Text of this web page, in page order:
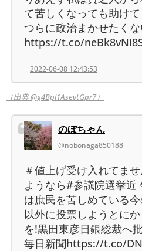
て苦しくなっても助け
つらに政治まかせたく
https://t.co/
2022-06-08 12:43:53
（出典 @g4Bpl1AsevtGpr7）
のぼちゃん
@nobonaga850188
＃値上げ受け入れてま
ようなら#参議院選挙近
は庶民を苦しめている
以外に投票しようとに
を!黒田東彦日銀総裁へ
毎日新聞https://t.co/